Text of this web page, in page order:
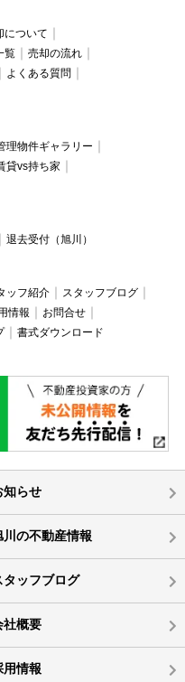
について
覧
売却の流れ
よくある質問
理物件ギャラリー
貸vs持ち家
退去受付（旭川）
ッフ紹介
スタッフブログ
情報
お問合せ
書式ダウンロード
知らせ
川の不動産情報
タッフブログ
社概要
用情報